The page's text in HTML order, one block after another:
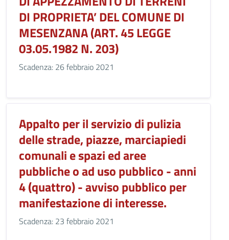
DI PROPRIETA’ DEL COMUNE DI
MESENZANA (ART. 45 LEGGE
03.05.1982 N. 203)
Scadenza: 26 febbraio 2021
Appalto per il servizio di pulizia
delle strade, piazze, marciapiedi
comunali e spazi ed aree
pubbliche o ad uso pubblico - anni
4 (quattro) - avviso pubblico per
manifestazione di interesse.
Scadenza: 23 febbraio 2021